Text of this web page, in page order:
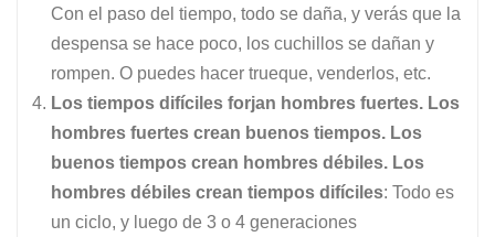
Con el paso del tiempo, todo se daña, y verás que la
despensa se hace poco, los cuchillos se dañan y
rompen. O puedes hacer trueque, venderlos, etc.
Los tiempos difíciles forjan hombres fuertes. Los
hombres fuertes crean buenos tiempos. Los
buenos tiempos crean hombres débiles. Los
hombres débiles crean tiempos difíciles: Todo es
un ciclo, y luego de 3 o 4 generaciones